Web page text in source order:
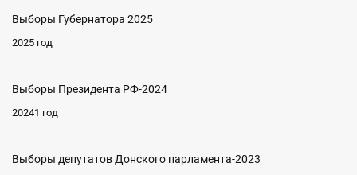
Выборы Губернатора 2025
2025 год
Выборы Президента РФ-2024
20241 год
Выборы депутатов Донского парламента-2023